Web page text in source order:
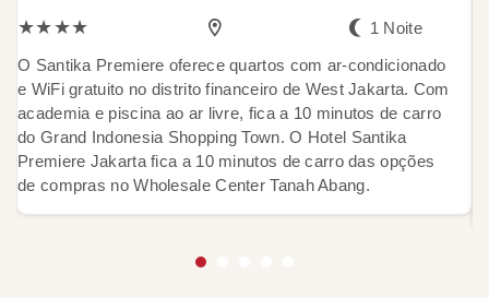
★★★★
1 Noite
O Santika Premiere oferece quartos com ar-condicionado
e WiFi gratuito no distrito financeiro de West Jakarta. Com
academia e piscina ao ar livre, fica a 10 minutos de carro
do Grand Indonesia Shopping Town. O Hotel Santika
Premiere Jakarta fica a 10 minutos de carro das opções
de compras no Wholesale Center Tanah Abang.